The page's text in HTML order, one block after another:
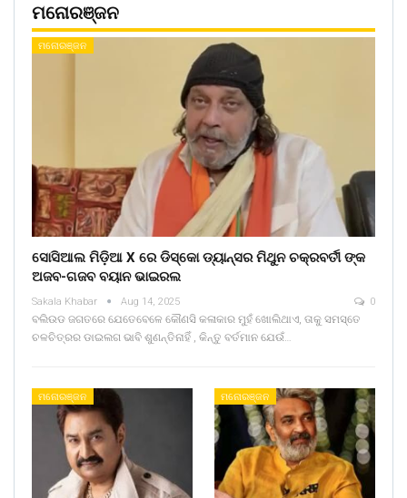
ମନୋରଞ୍ଜନ
ମନୋରଞ୍ଜନ
ସୋସିଆଲ ମିଡ଼ିଆ X ରେ ଡିସ୍କୋ ଡ୍ୟାନ୍ସର ମିଥୁନ ଚକ୍ରବର୍ତୀ ଙ୍କ
ଅଜବ-ଗଜବ ବୟାନ ଭାଇରଲ
Sakala Khabar Aug 14, 2025 0
ବଲିଉଡ ଜଗତରେ ଯେତେବେଳେ କୌଣସି କଳାକାର ମୁହଁ ଖୋଲିଥାଏ, ତାକୁ ସମସ୍ତେ
ଚଳଚିତ୍ରର ଡାଇଲଗ ଭାବି ଶୁଣନ୍ତିନାହିଁ , କିନ୍ତୁ ବର୍ତମାନ ଯେଉଁ…
ମନୋରଞ୍ଜନ ମନୋରଞ୍ଜନ